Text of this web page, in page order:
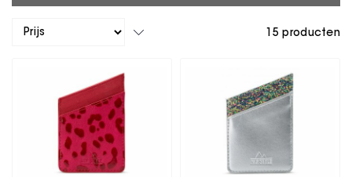
15 producten